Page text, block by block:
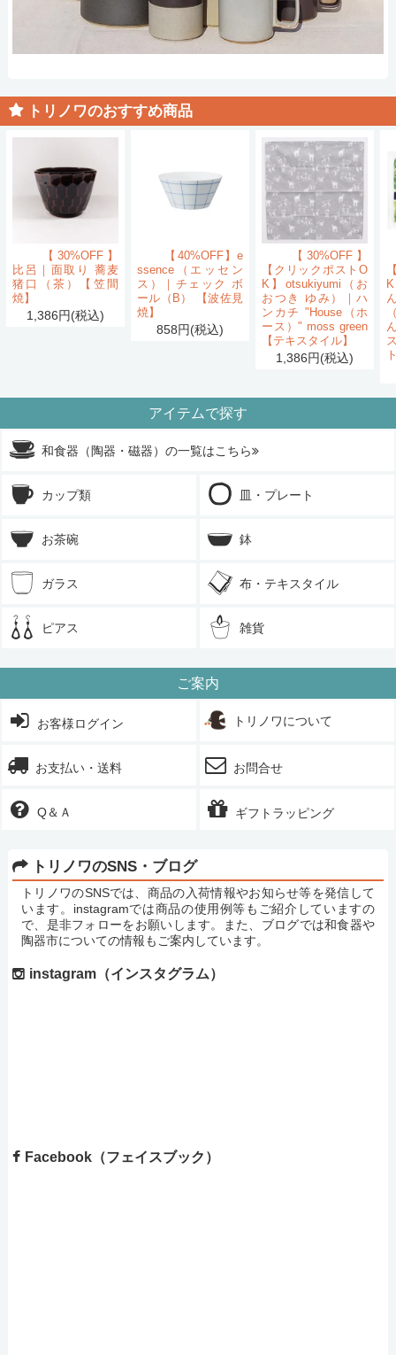
トリノワのおすすめ商品
【30%OFF】
比呂｜面取り 蕎麦
猪口（茶）【笠間
焼】
1,386円(税込)
【40%OFF】e
ssence（エッセン
ス）｜チェック ボ
ール（B） 【波佐見
焼】
858円(税込)
【30%OFF】
【クリックポストO
K】otsukiyumi（お
おつき ゆみ）｜ハ
ンカチ "House（ホ
ース）" moss green
【テキスタイル】
1,386円(税込)
アイテムで探す
和食器（陶器・磁器）の一覧はこちら
カップ類 皿・プレート
お茶碗 鉢
ガラス 布・テキスタイル
ピアス 雑貨
ご案内
お客様ログイン トリノワについて
お支払い・送料 お問合せ
Q＆Ａ ギフトラッピング
トリノワのSNS・ブログ
トリノワのSNSでは、商品の入荷情報やお知らせ等を発信して
います。instagramでは商品の使用例等もご紹介していますの
で、是非フォローをお願いします。また、ブログでは和食器や
陶器市についての情報もご案内しています。
instagram（インスタグラム）
Facebook（フェイスブック）